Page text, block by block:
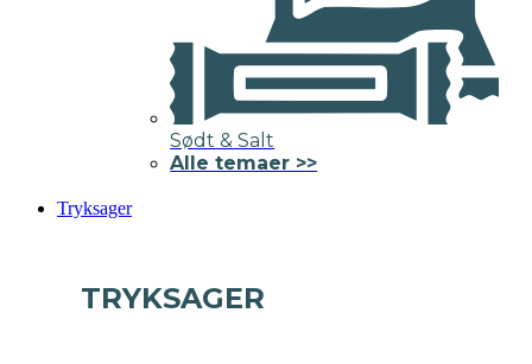
Sødt & Salt
Alle temaer >>
Tryksager
TRYKSAGER